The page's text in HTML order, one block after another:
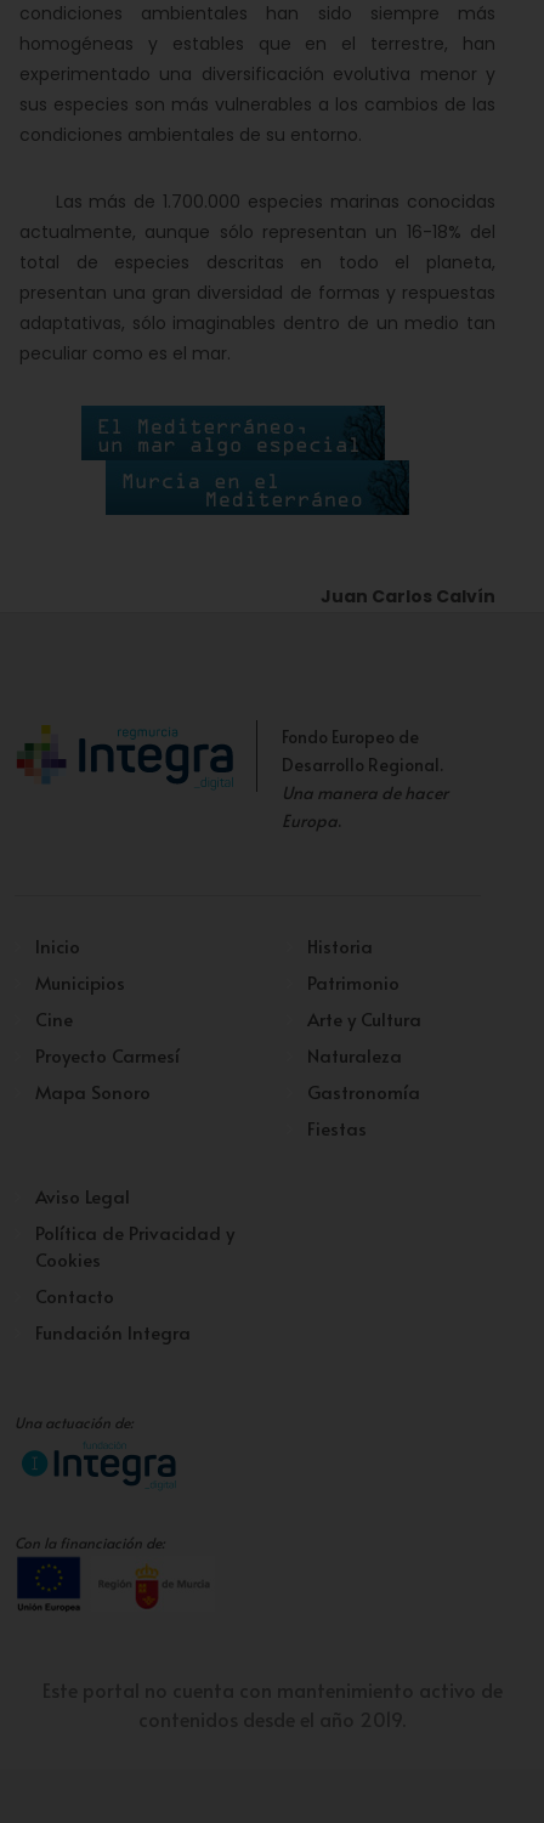
condiciones ambientales han sido siempre más
homogéneas y estables que en el terrestre, han
experimentado una diversificación evolutiva menor y
sus especies son más vulnerables a los cambios de las
condiciones ambientales de su entorno.
Las más de 1.700.000 especies marinas conocidas
actualmente, aunque sólo representan un 16-18% del
total de especies descritas en todo el planeta,
presentan una gran diversidad de formas y respuestas
adaptativas, sólo imaginables dentro de un medio tan
peculiar como es el mar.
Juan Carlos Calvín
Fondo Europeo de
Desarrollo Regional.
Una manera de hacer
Europa.
Inicio
Municipios
Cine
Proyecto Carmesí
Mapa Sonoro
Historia
Patrimonio
Arte y Cultura
Naturaleza
Gastronomía
Fiestas
Aviso Legal
Política de Privacidad y
Cookies
Contacto
Fundación Integra
Una actuación de:
Con la financiación de: